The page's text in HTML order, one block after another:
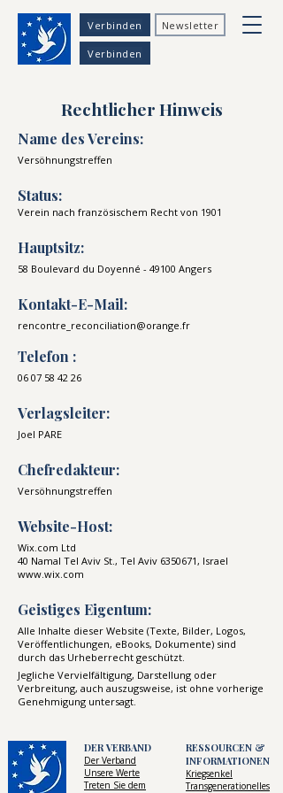
Newsletter
Verbinden
Verbinden
Rechtlicher Hinweis
Name des Vereins:
Versöhnungstreffen
Status:
Verein nach französischem Recht von 1901
Hauptsitz:
58 Boulevard du Doyenné - 49100 Angers
Kontakt-E-Mail:
rencontre_reconciliation@orange.fr
Telefon :
06 07 58 42 26
Verlagsleiter:
Joel PARE
Chefredakteur:
Versöhnungstreffen
Website-Host:
Wix.com Ltd
40 Namal Tel Aviv St., Tel Aviv 6350671, Israel
www.wix.com
Geistiges Eigentum:
Alle Inhalte dieser Website (Texte, Bilder, Logos,
Veröffentlichungen, eBooks, Dokumente) sind
durch das Urheberrecht geschützt.
Jegliche Vervielfältigung, Darstellung oder
Verbreitung, auch auszugsweise, ist ohne vorherige
Genehmigung untersagt.
DER VERBAND
Der Verband
Unsere Werte
Treten Sie dem
RESSOURCEN &
INFORMATIONEN
Kriegsenkel
Transgenerationelles